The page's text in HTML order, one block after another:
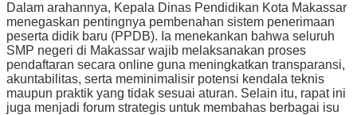
Dalam arahannya, Kepala Dinas Pendidikan Kota Makassar
menegaskan pentingnya pembenahan sistem penerimaan
peserta didik baru (PPDB). Ia menekankan bahwa seluruh
SMP negeri di Makassar wajib melaksanakan proses
pendaftaran secara online guna meningkatkan transparansi,
akuntabilitas, serta meminimalisir potensi kendala teknis
maupun praktik yang tidak sesuai aturan. Selain itu, rapat ini
juga menjadi forum strategis untuk membahas berbagai isu